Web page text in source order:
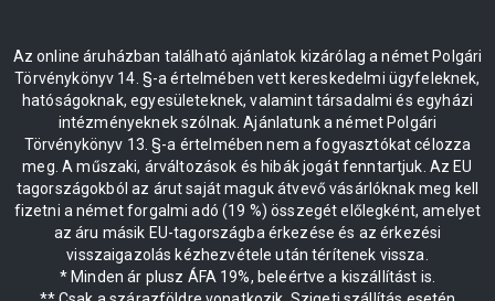
Az online áruházban található ajánlatok kizárólag a német Polgári
Törvénykönyv 14. §-a értelmében vett kereskedelmi ügyfeleknek,
hatóságoknak, egyesületeknek, valamint társadalmi és egyházi
intézményeknek szólnak. Ajánlatunk a német Polgári
Törvénykönyv 13. §-a értelmében nem a fogyasztókat célozza
meg. A műszaki, árváltozások és hibák jogát fenntartjuk. Az EU
tagországokból az árut saját maguk átvevő vásárlóknak meg kell
fizetni a német forgalmi adó (19 %) összegét előlegként, amelyet
az áru másik EU-tagországba érkezése és az érkezési
visszaigazolás kézhezvétele után térítenek vissza.
* Minden ár plusz ÁFA 19%, beleértve a kiszállítást is.